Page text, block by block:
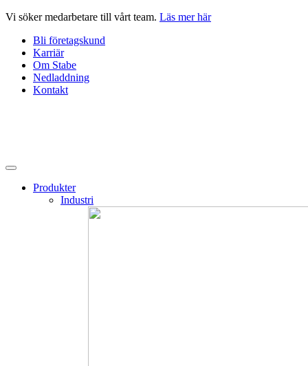
Hoppa
innehåll
Vi söker medarbetare till vårt team. Läs mer här
Bli företagskund
Karriär
Om Stabe
Nedladdning
Kontakt
Produkter
Industri